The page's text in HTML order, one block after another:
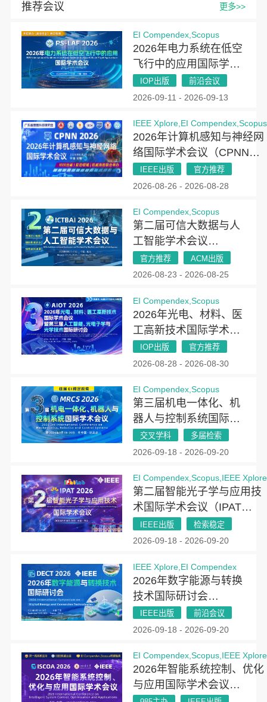
推荐会议 更多>>
EI Compendex,Scopus
2026年电力系统在低空
飞行中的应用国际学术
会议（PSLAF 2026）
IOP出版 前沿会议
2026-09-11 - 2026-09-13
IEEE Xplore,EI Compendex,Scopus
2026年计算机感知与神经网
络国际学术会议（CPNN
2026）
IEEE出版 官方推荐
2026-08-26 - 2026-08-28
EI Compendex,Scopus
第二届可信大数据与人
工智能学术会议
(ICTBAI 2026)
官方推荐 ACM出版
2026-08-23 - 2026-08-25
EI Compendex,Scopus
2026年光电、材料、医
工高新技术国际学术会
议暨第三届人工智能、
光电子学与光学技术国
2026）
IOP出版 官方推荐
2026-08-28 - 2026-08-30
EI Compendex,Scopus
第三届机电一体化、机
器人与控制系统国际学
术会议(MRCS 2026)
交叉学科 多届检索
2026-09-18 - 2026-09-20
EI Compendex,Scopus,IEEE Xplore
第二届智能光子学与应用技
术国际学术会议（IPAT
2026）
IEEE出版 检索稳定
2026-09-18 - 2026-09-20
IEEE Xplore,EI Compendex
2026年数字能源与转换
技术国际研讨会
（DECT 2026）
IEEE出版 前沿会议
2026-09-18 - 2026-09-20
EI Compendex,Scopus,IEEE Xplore
2026年智能系统控制、优化
与应用国际学术会议